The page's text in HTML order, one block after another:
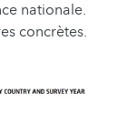
nationale.
concrètes.